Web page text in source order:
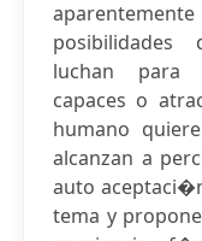
posibilidades
luchan para
capaces o
humano
alcanzan a
auto
tema y